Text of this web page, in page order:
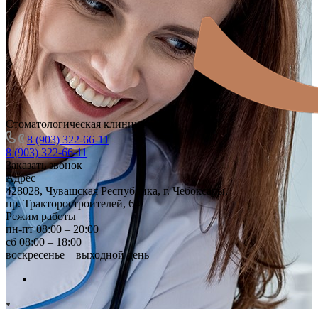
Стоматологическая клиника
8 (903) 322-66-11
8 (903) 322-66-11
Заказать звонок
Адрес
428028, Чувашская Республика, г. Чебоксары,
пр. Тракторостроителей, 64
Режим работы
пн-пт 08:00 – 20:00
сб 08:00 – 18:00
воскресенье – выходной день